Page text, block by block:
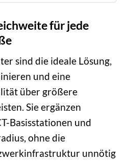
für jede
sind die ideale Lösung,
und eine
über größere
Sie ergänzen
Basisstationen und
ohne die
unnötig